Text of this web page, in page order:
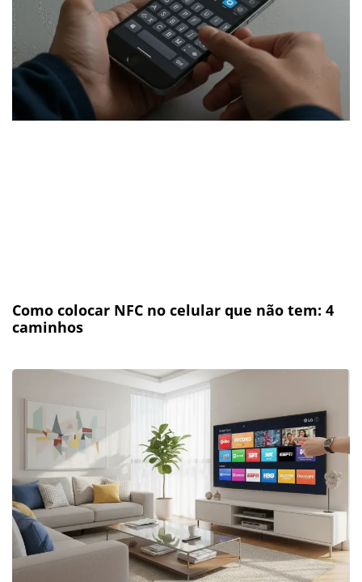
Como colocar NFC no celular que não tem: 4
caminhos